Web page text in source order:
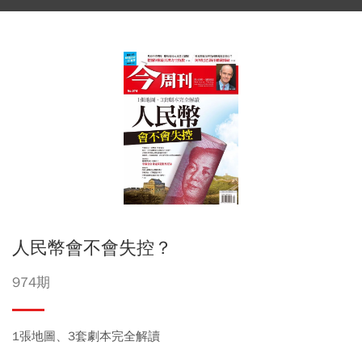
人民幣會不會失控？
974期
1張地圖、3套劇本完全解讀